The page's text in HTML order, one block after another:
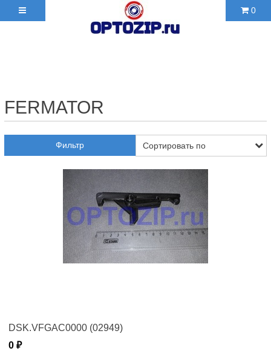
0
FERMATOR
Фильтр
DSK.VFGAC0000 (02949)
0 ₽